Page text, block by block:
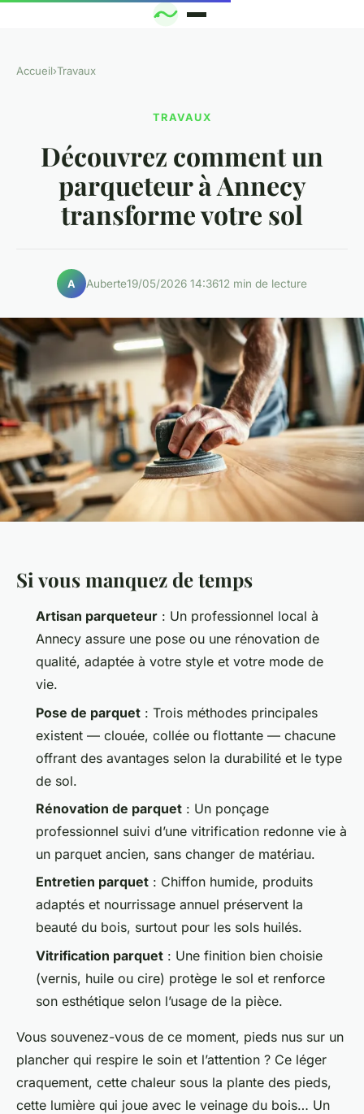
Accueil›Travaux
TRAVAUX
Découvrez comment un
parqueteur à Annecy
transforme votre sol
A Auberte19/05/2026 14:3612 min de lecture
Si vous manquez de temps
Artisan parqueteur : Un professionnel local à
Annecy assure une pose ou une rénovation de
qualité, adaptée à votre style et votre mode de
vie.
Pose de parquet : Trois méthodes principales
existent — clouée, collée ou flottante — chacune
offrant des avantages selon la durabilité et le type
de sol.
Rénovation de parquet : Un ponçage
professionnel suivi d’une vitrification redonne vie à
un parquet ancien, sans changer de matériau.
Entretien parquet : Chiffon humide, produits
adaptés et nourrissage annuel préservent la
beauté du bois, surtout pour les sols huilés.
Vitrification parquet : Une finition bien choisie
(vernis, huile ou cire) protège le sol et renforce
son esthétique selon l’usage de la pièce.
Vous souvenez-vous de ce moment, pieds nus sur un
plancher qui respire le soin et l’attention ? Ce léger
craquement, cette chaleur sous la plante des pieds,
cette lumière qui joue avec le veinage du bois… Un